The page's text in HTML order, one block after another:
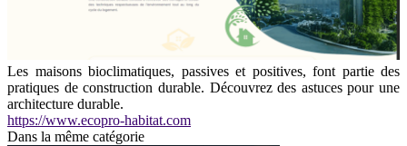
Les maisons bioclimatiques, passives et positives, font partie des
pratiques de construction durable. Découvrez des astuces pour une
architecture durable.
https://www.ecopro-habitat.com
Dans la même catégorie